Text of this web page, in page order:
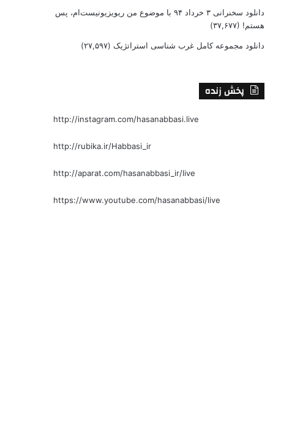
دانلود سخنرانی ۳ خرداد ۹۴ با موضوع من ریویزیونیست‌ام، پس
هستم! (۳۷,۶۷۷)
دانلود مجموعه کامل غرب شناسی استراتژیک (۲۷,۵۹۷)
پخش زنده
http://instagram.com/hasanabbasi.live
http://rubika.ir/Habbasi_ir
http://aparat.com/hasanabbasi_ir/live
https://www.youtube.com/hasanabbasi/live